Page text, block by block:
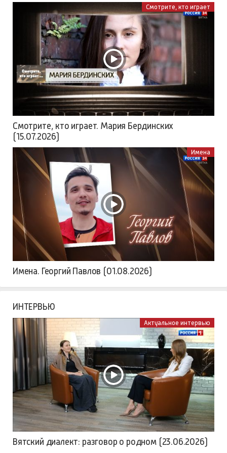
Смотрите, кто играет
Смотрите, кто играет. Мария Бердинских
(15.07.2026)
Имена
Имена. Георгий Павлов (01.08.2026)
ИНТЕРВЬЮ
Актуальное интервью
Вятский диалект: разговор о родном (23.06.2026)